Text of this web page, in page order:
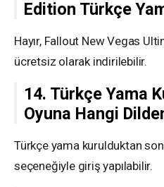
Edition Türkçe
Hayır, Fallout New Vegas
ücretsiz olarak indirilebilir.
14. Türkçe Yama
Oyuna Hangi
Türkçe yama kurulduktan
seçeneğiyle giriş yapılabilir.